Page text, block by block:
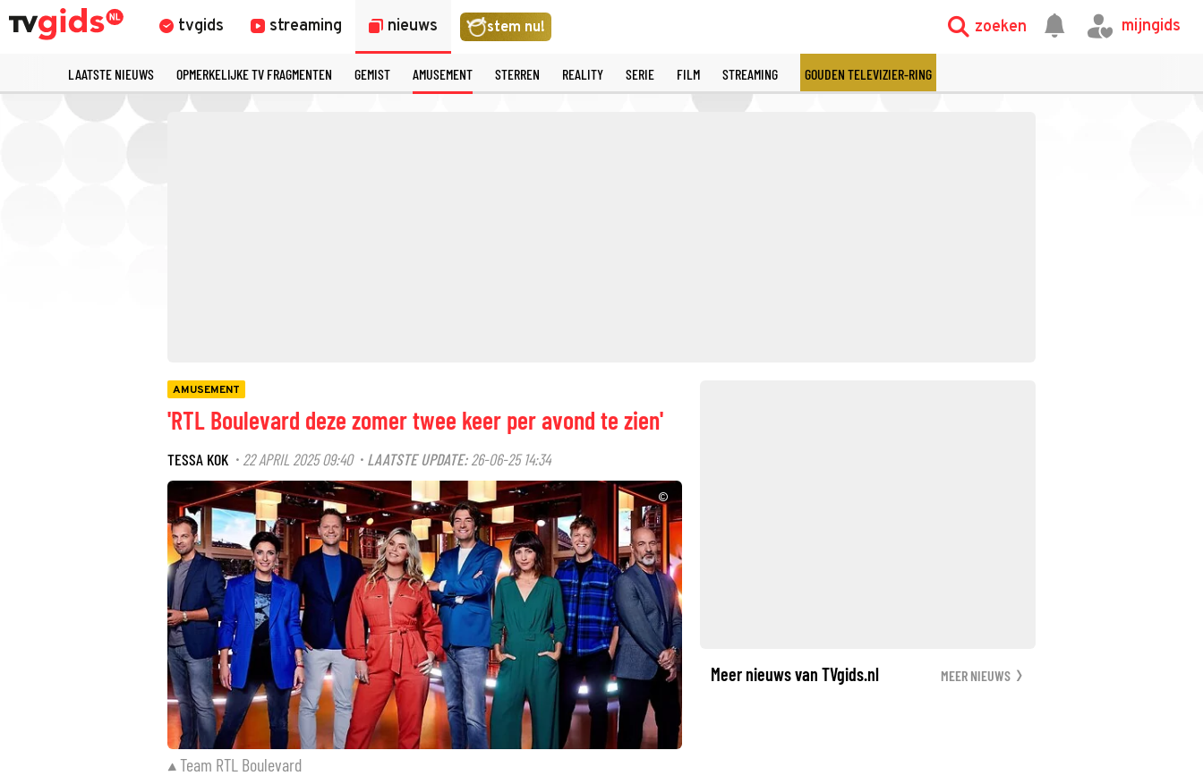
tvgids streaming nieuws stem nu! zoeken mijngids
LAATSTE NIEUWS OPMERKELIJKE TV FRAGMENTEN GEMIST AMUSEMENT STERREN REALITY SERIE FILM STREAMING GOUDEN TELEVIZIER-RING
AMUSEMENT
'RTL Boulevard deze zomer twee keer per avond te zien'
TESSA KOK · 22 APRIL 2025 09:40· LAATSTE UPDATE: 26-06-25 14:34
©
Team RTL Boulevard
Meer nieuws van TVgids.nl MEER NIEUWS